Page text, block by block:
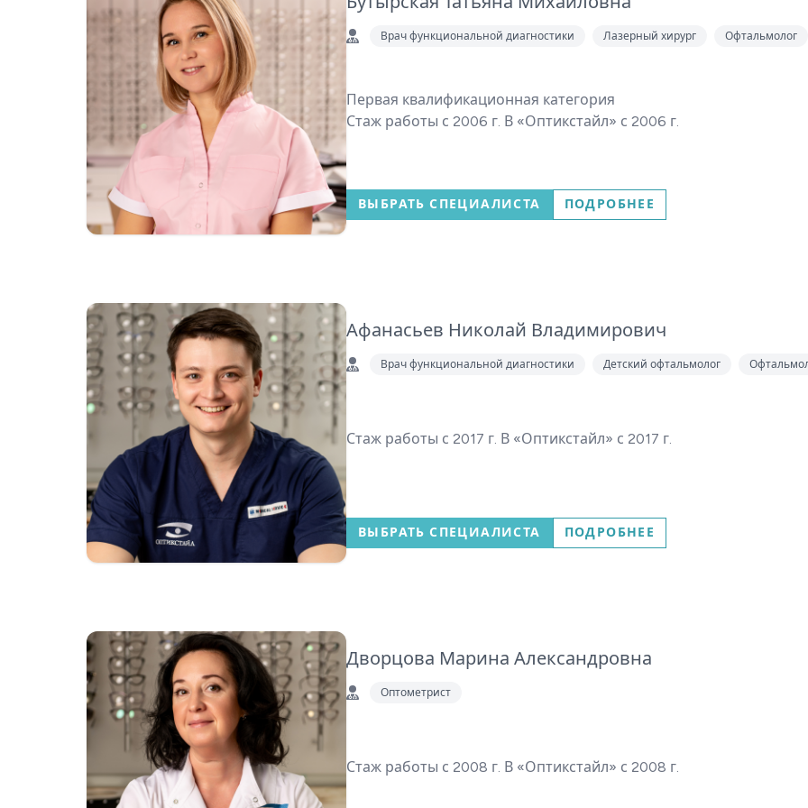
Врач функциональной диагностики Лазерный хирург Офтальмолог
Первая квалификационная категория
Стаж работы с 2006 г. В «Оптикстайл» с 2006 г.
ВЫБРАТЬ СПЕЦИАЛИСТА ПОДРОБНЕЕ
Афанасьев Николай Владимирович
Врач функциональной диагностики Детский офтальмолог
Стаж работы с 2017 г. В «Оптикстайл» с 2017 г.
ВЫБРАТЬ СПЕЦИАЛИСТА ПОДРОБНЕЕ
Дворцова Марина Александровна
Оптометрист
Стаж работы с 2008 г. В «Оптикстайл» с 2008 г.